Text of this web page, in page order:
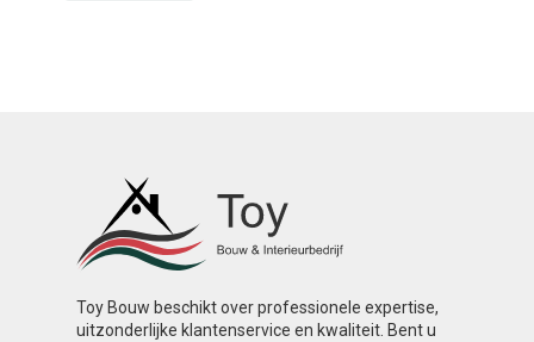
Toy Bouw beschikt over professionele expertise,
uitzonderlijke klantenservice en kwaliteit. Bent u